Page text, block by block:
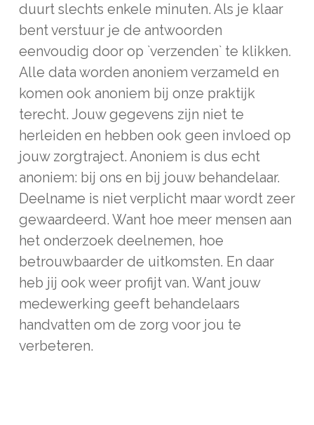
duurt slechts enkele minuten. Als je klaar
bent verstuur je de antwoorden
eenvoudig door op `verzenden` te klikken.
Alle data worden anoniem verzameld en
komen ook anoniem bij onze praktijk
terecht. Jouw gegevens zijn niet te
herleiden en hebben ook geen invloed op
jouw zorgtraject. Anoniem is dus echt
anoniem: bij ons en bij jouw behandelaar.
Deelname is niet verplicht maar wordt zeer
gewaardeerd. Want hoe meer mensen aan
het onderzoek deelnemen, hoe
betrouwbaarder de uitkomsten. En daar
heb jij ook weer profijt van. Want jouw
medewerking geeft behandelaars
handvatten om de zorg voor jou te
verbeteren.